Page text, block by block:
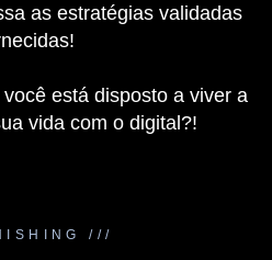
as estratégias validadas
está disposto a viver a
vida com o digital?!
///